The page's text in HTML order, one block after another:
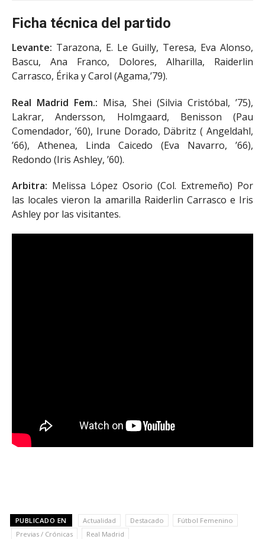
Ficha técnica del partido
Levante: Tarazona, E. Le Guilly, Teresa, Eva Alonso,
Bascu, Ana Franco, Dolores, Alharilla, Raiderlin
Carrasco, Érika y Carol (Agama,’79).
Real Madrid Fem.: Misa, Shei (Silvia Cristóbal, ’75),
Lakrar, Andersson, Holmgaard, Benisson (Pau
Comendador, ’60), Irune Dorado, Däbritz ( Angeldahl,
’66), Athenea, Linda Caicedo (Eva Navarro, ’66),
Redondo (Iris Ashley, ’60).
Arbitra: Melissa López Osorio (Col. Extremeño) Por
las locales vieron la amarilla Raiderlin Carrasco e Iris
Ashley por las visitantes.
PUBLICADO EN Actualidad Destacado
Fútbol Femenino
Previas / Crónicas
Real Madrid